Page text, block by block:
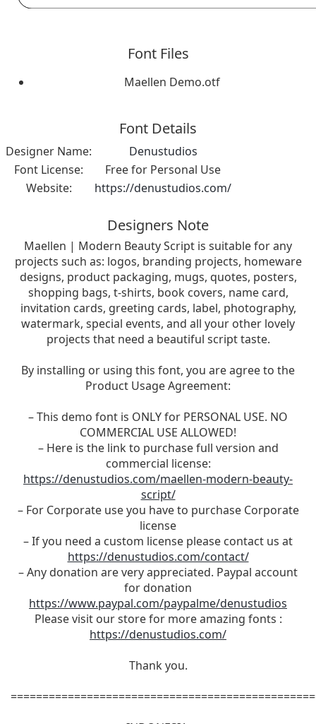
Font Files
Maellen Demo.otf
Font Details
Designer Name:
Denustudios
Font License:
Free for Personal Use
Website:
https://denustudios.com/
Designers Note
Maellen | Modern Beauty Script is suitable for any
projects such as: logos, branding projects, homeware
designs, product packaging, mugs, quotes, posters,
shopping bags, t-shirts, book covers, name card,
invitation cards, greeting cards, label, photography,
watermark, special events, and all your other lovely
projects that need a beautiful script taste.
By installing or using this font, you are agree to the
Product Usage Agreement:
– This demo font is ONLY for PERSONAL USE. NO
COMMERCIAL USE ALLOWED!
– Here is the link to purchase full version and
commercial license:
https://denustudios.com/maellen-modern-beauty-
script/
– For Corporate use you have to purchase Corporate
license
– If you need a custom license please contact us at
https://denustudios.com/contact/
– Any donation are very appreciated. Paypal account
for donation
https://www.paypal.com/paypalme/denustudios
Please visit our store for more amazing fonts :
https://denustudios.com/
Thank you.